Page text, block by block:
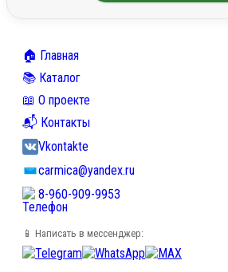
🏠 Главная
📚 Каталог
📖 О проекте
📬 Контакты
Vkontakte
carmica@yandex.ru
8-960-909-9953
📱 Написать в мессенджер: